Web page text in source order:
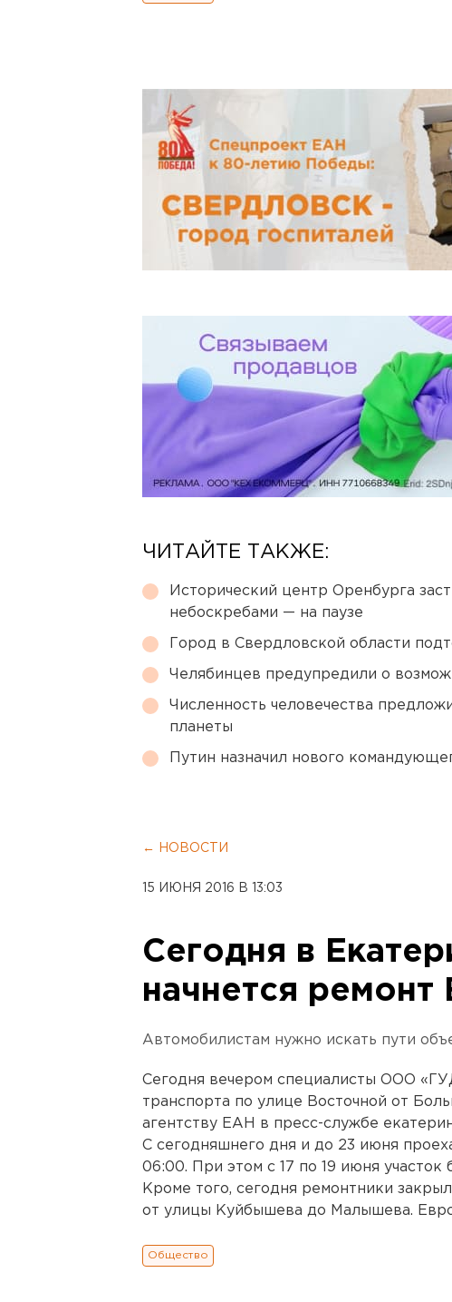
ЧИТАЙТЕ ТАКЖЕ:
Исторический центр Оренбурга
небоскребами — на паузе
Город в Свердловской области
Челябинцев предупредили о
Численность человечества
планеты
Путин назначил нового
← НОВОСТИ
15 ИЮНЯ 2016 В 13:03
Сегодня в
начнется ремонт
Автомобилистам нужно искать пути
Сегодня вечером специалисты ООО
транспорта по улице Восточной от
агентству ЕАН в пресс-службе
С сегодняшнего дня и до 23 июня
06:00. При этом с 17 по 19 июня участок
Кроме того, сегодня ремонтники
от улицы Куйбышева до Малышева.
Общество